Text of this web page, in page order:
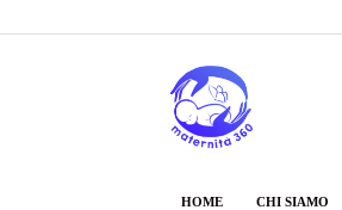
HOME CHI SIAMO